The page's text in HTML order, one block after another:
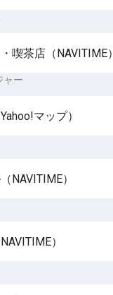
喫茶店（NAVITIME）
ャー
マップ）
NAVITIME）
）